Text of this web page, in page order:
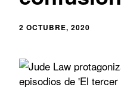
2 OCTUBRE, 2020